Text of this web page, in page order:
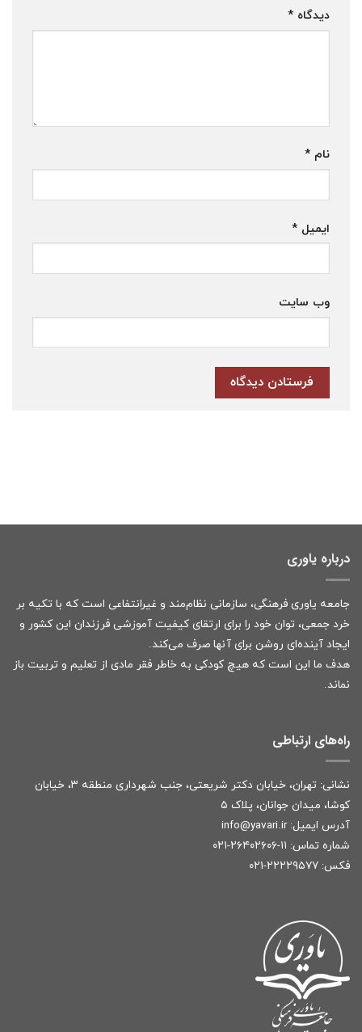
دیدگاه *
نام *
ایمیل *
وب‌ سایت
درباره یاوری
جامعه یاوری فرهنگی، سازمانی نظام‌مند و غیرانتفاعی است که با تکیه بر
خرد جمعی، توان خود را برای ارتقای کیفیت آموزشی فرزندان این کشور و
ایجاد آینده‌ای روشن برای آنها صرف می‌کند.
هدف ما این است که هیچ کودکی به خاطر فقر مادی از تعلیم و تربیت باز
نماند.
راه‌های ارتباطی
نشانی: تهران، خیابان دکتر شریعتی، جنب شهرداری منطقه ۳، خیابان
کوشا، میدان جوانان، پلاک ۵
آدرس ایمیل: info@yavari.ir
شماره تماس: ۱۱-۲۶۴۰۲۶۰۶-۰۲۱
فکس: ۲۲۲۲۹۵۷۷-۰۲۱